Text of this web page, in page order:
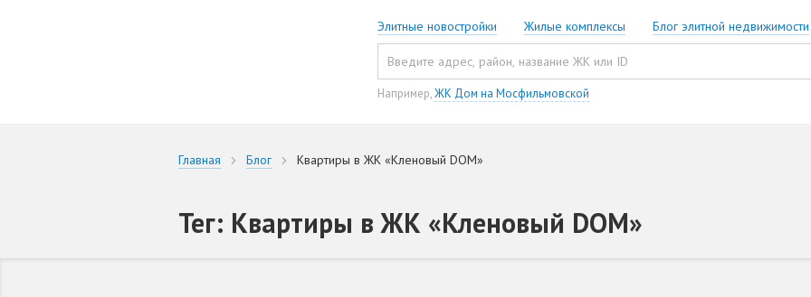
Элитные новостройки Жилые комплексы Блог элитной недвижимости
Например,ЖК Дом на Мосфильмовской
Главная Блог Квартиры в ЖК «Кленовый DOM»
Тег: Квартиры в ЖК «Кленовый DOM»